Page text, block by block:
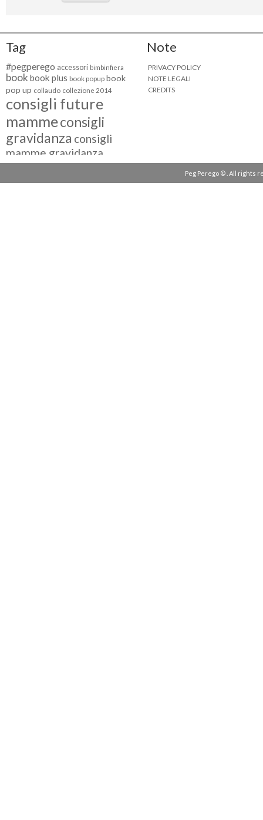
Tag
#pegperego accessori bimbinfiera
book book plus book popup book
pop up collaudo collezione 2014
consigli future
mammeconsigli
gravidanza consigli
mamme gravidanza
consigli maternità
eventi peg perego
Note
PRIVACY POLICY
NOTE LEGALI
CREDITS
Peg Perego © . All rights